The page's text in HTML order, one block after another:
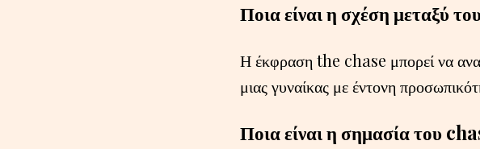
Ποια είναι η σχέση μεταξύ
Η έκφραση the chase μπορεί να
μιας γυναίκας με έντονη
Ποια είναι η σημασία του